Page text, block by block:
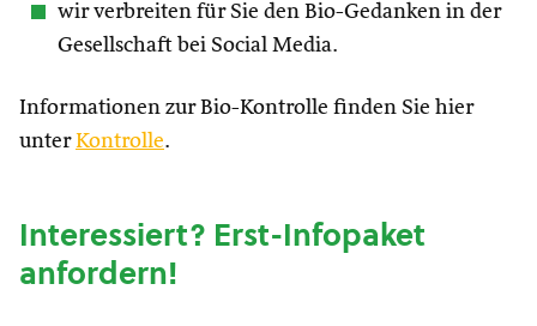
wir verbreiten für Sie den Bio-Gedanken in der
Gesellschaft bei Social Media.
Informationen zur Bio-Kontrolle finden Sie hier
unterKontrolle.
Interessiert? Erst-Infopaket
anfordern!